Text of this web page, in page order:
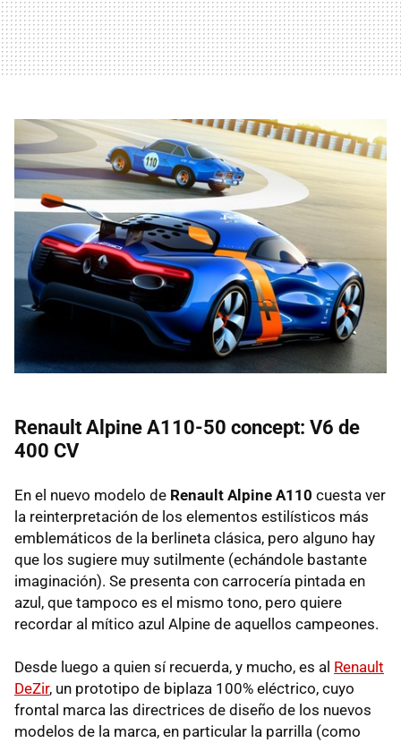
Renault Alpine A110-50 concept: V6 de
400 CV
En el nuevo modelo de Renault Alpine A110 cuesta ver
la reinterpretación de los elementos estilísticos más
emblemáticos de la berlineta clásica, pero alguno hay
que los sugiere muy sutilmente (echándole bastante
imaginación). Se presenta con carrocería pintada en
azul, que tampoco es el mismo tono, pero quiere
recordar al mítico azul Alpine de aquellos campeones.
Desde luego a quien sí recuerda, y mucho, es al Renault
DeZir, un prototipo de biplaza 100% eléctrico, cuyo
frontal marca las directrices de diseño de los nuevos
modelos de la marca, en particular la parrilla (como